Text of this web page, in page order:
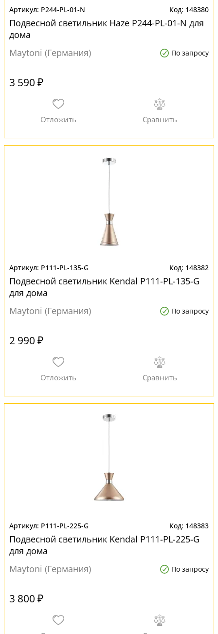
P244-PL-01-N 148380
Подвесной светильник Haze P244-PL-01-N для
дома
Maytoni (Германия)
По запросу
3 590 ₽
P111-PL-135-G 148382
Подвесной светильник Kendal P111-PL-135-G
для дома
Maytoni (Германия)
По запросу
2 990 ₽
P111-PL-225-G 148383
Подвесной светильник Kendal P111-PL-225-G
для дома
Maytoni (Германия)
По запросу
3 800 ₽